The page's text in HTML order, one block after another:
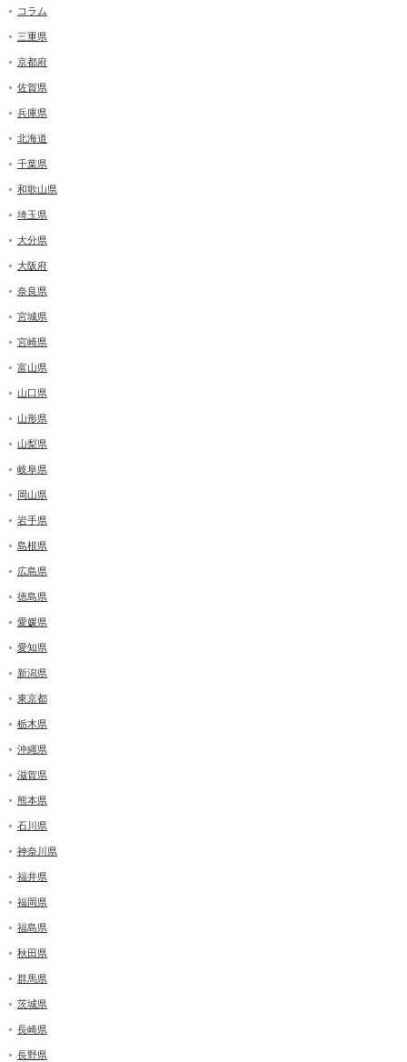
コラム
三重県
京都府
佐賀県
兵庫県
北海道
千葉県
和歌山県
埼玉県
大分県
大阪府
奈良県
宮城県
宮崎県
富山県
山口県
山形県
山梨県
岐阜県
岡山県
岩手県
島根県
広島県
徳島県
愛媛県
愛知県
新潟県
東京都
栃木県
沖縄県
滋賀県
熊本県
石川県
神奈川県
福井県
福岡県
福島県
秋田県
群馬県
茨城県
長崎県
長野県